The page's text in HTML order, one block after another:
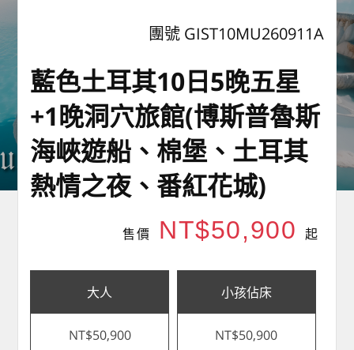
團號 GIST10MU260911A
藍色土耳其10日5晚五星
+1晚洞穴旅館(博斯普魯斯
海峽遊船、棉堡、土耳其
熱情之夜、番紅花城)
售價 NT$50,900 起
大人
NT$50,900
小孩佔床
NT$50,900